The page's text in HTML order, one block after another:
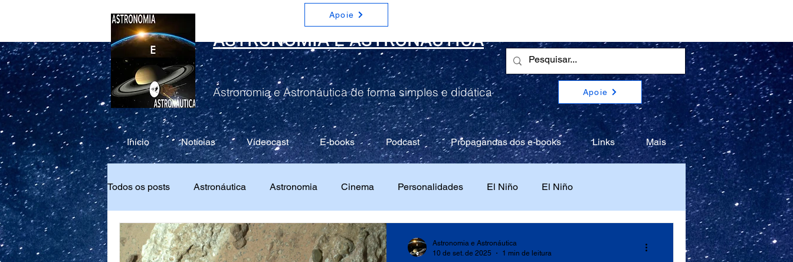
Apoie
ASTRONOMIA E ASTRONÁUTICA
Astronomia e Astronáutica de forma simples e didática Apoie
Todos os posts Astronáutica Astronomia Cinema Personalidades El Niño El Niño
Astronomia e Astronáutica
10 de set. de 2025
1 min de leitura
Início Notícias Vídeocast E-books Podcast Propagandas dos e-books Links Mais